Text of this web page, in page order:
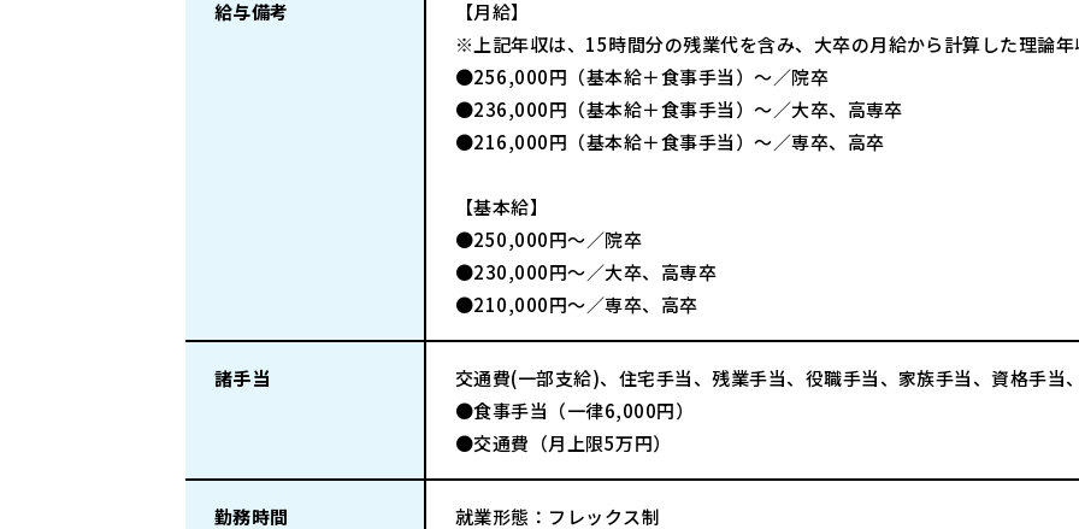
給与備考
【月給】
※上記年収は、15時間分の残業代を含み、大卒の月給から計算した理論年
●256,000円（基本給＋食事手当）～／院卒
●236,000円（基本給＋食事手当）～／大卒、高専卒
●216,000円（基本給＋食事手当）～／専卒、高卒
【基本給】
●250,000円～／院卒
●230,000円～／大卒、高専卒
●210,000円～／専卒、高卒
諸手当
交通費(一部支給)、住宅手当、残業手当、役職手当、家族手当、資格手当
●食事手当（一律6,000円）
●交通費（月上限5万円）
勤務時間 就業形態：フレックス制